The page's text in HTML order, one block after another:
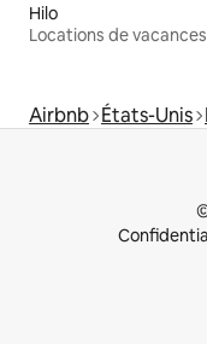
Hilo
Locations de vacances
Airbnb États-Unis